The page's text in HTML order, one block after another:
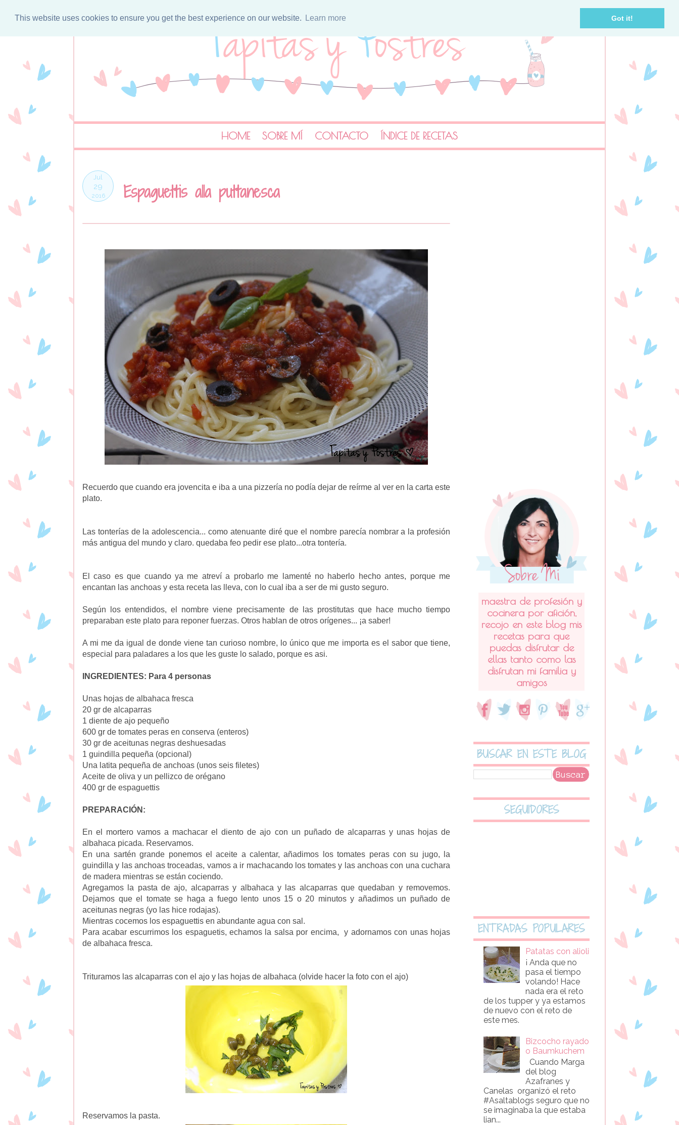
This website uses cookies to ensure you get the best experience on our website. Learn more Got it!
HOME SOBRE MÍ CONTACTO ÍNDICE DE RECETAS
Jul
29
2016 Espaguettis alla puttanesca
Recuerdo que cuando era jovencita e iba a una pizzería no podía dejar de reírme al ver en la carta este
plato.
Las tonterías de la adolescencia... como atenuante diré que el nombre parecía nombrar a la profesión
más antigua del mundo y claro. quedaba feo pedir ese plato...otra tontería.
El caso es que cuando ya me atreví a probarlo me lamenté no haberlo hecho antes, porque me
encantan las anchoas y esta receta las lleva, con lo cual iba a ser de mi gusto seguro.
Según los entendidos, el nombre viene precisamente de las prostitutas que hace mucho tiempo
preparaban este plato para reponer fuerzas. Otros hablan de otros orígenes... ¡a saber!
A mi me da igual de donde viene tan curioso nombre, lo único que me importa es el sabor que tiene,
especial para paladares a los que les guste lo salado, porque es asi.
INGREDIENTES: Para 4 personas
Unas hojas de albahaca fresca
20 gr de alcaparras
1 diente de ajo pequeño
600 gr de tomates peras en conserva (enteros)
30 gr de aceitunas negras deshuesadas
1 guindilla pequeña (opcional)
Una latita pequeña de anchoas (unos seis filetes)
Aceite de oliva y un pellizco de orégano
400 gr de espaguettis
PREPARACIÓN:
En el mortero vamos a machacar el diento de ajo con un puñado de alcaparras y unas hojas de
albahaca picada. Reservamos.
En una sartén grande ponemos el aceite a calentar, añadimos los tomates peras con su jugo, la
guindilla y las anchoas troceadas, vamos a ir machacando los tomates y las anchoas con una cuchara
de madera mientras se están cociendo.
Agregamos la pasta de ajo, alcaparras y albahaca y las alcaparras que quedaban y removemos.
Dejamos que el tomate se haga a fuego lento unos 15 o 20 minutos y añadimos un puñado de
aceitunas negras (yo las hice rodajas).
Mientras cocemos los espaguettis en abundante agua con sal.
Para acabar escurrimos los espaguetis, echamos la salsa por encima, y adornamos con unas hojas
de albahaca fresca.
Trituramos las alcaparras con el ajo y las hojas de albahaca (olvide hacer la foto con el ajo)
Reservamos la pasta.
maestra de profesión y
cocinera por afición,
recojo en este blog mis
recetas para que
puedas disfrutar de
ellas tanto como las
disfrutan mi familia y
amigos
BUSCAR EN ESTE BLOG
SEGUIDORES
ENTRADAS POPULARES
Patatas con alioli
¡ Anda que no
pasa el tiempo
volando! Hace
nada era el reto
de los tupper y ya estamos
de nuevo con el reto de
este mes.
Bizcocho rayado
o Baumkuchem
Cuando Marga
del blog
Azafranes y
Canelas organizó el reto
#Asaltablogs seguro que no
se imaginaba la que estaba
lian...